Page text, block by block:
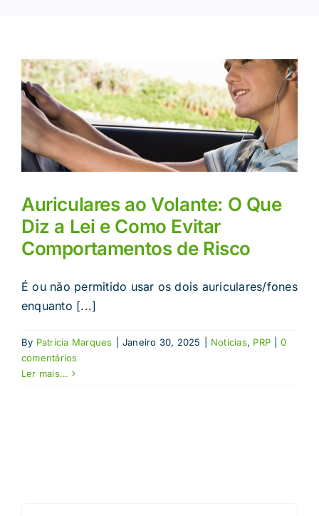
Auriculares ao Volante: O Que
Diz a Lei e Como Evitar
Comportamentos de Risco
É ou não permitido usar os dois auriculares/fones
enquanto [...]
By Patrícia Marques Janeiro 30, 2025 Notícias, PRP
0
comentários
Ler mais...